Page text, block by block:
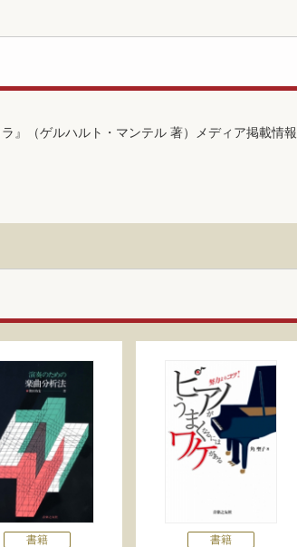
ラ』（ゲルハルト・マンテル 著）メディア掲載情報
書籍 書籍